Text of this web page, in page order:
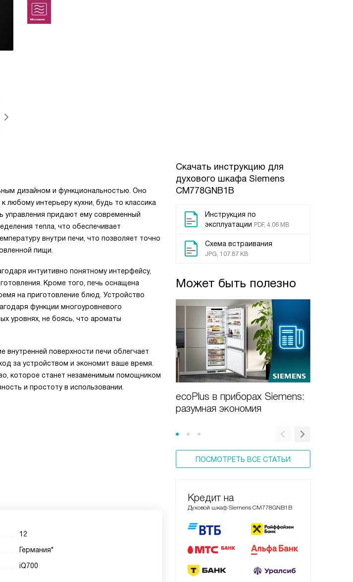
Скачать инструкцию для
духового шкафа Siemens
CM778GNB1B
Инструкция по
эксплуатации PDF, 4.06 MB
Схема встраивания
JPG, 107.87 KB
Может быть полезно
ecoPlus в приборах Siemens:
разумная экономия
ПОСМОТРЕТЬ ВСЕ СТАТЬИ
Кредит на
Духовой шкаф Siemens CM778GNB1B
дизайном и функциональностью. Оно
интерьеру кухни, будь то классика
управления придают ему современный
тепла, что обеспечивает
внутри печи, что позволяет точно
пищи.
интуитивно понятному интерфейсу,
Кроме того, печь оснащена
на приготовление блюд. Устройство
функции многоуровневого
уровнях, не боясь, что ароматы
поверхности печи облегчает
за устройством и экономит ваше время.
которое станет незаменимым помощником
и простоту в использовании.
12
Германия*
iQ700